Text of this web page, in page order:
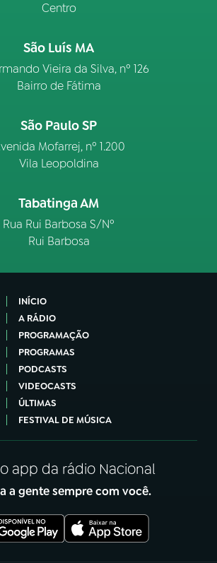
Centro
São Luís MA
Vieira da Silva, nº 126
Bairro de Fátima
São Paulo SP
Mofarrej, nº 1.200
Vila Leopoldina
Tabatinga AM
Rua Rui Barbosa S/Nº
Rui Barbosa
INÍCIO
A RÁDIO
PROGRAMAÇÃO
PROGRAMAS
PODCASTS
VIDEOCASTS
ÚLTIMAS
FESTIVAL DE MÚSICA
app da rádio Nacional
a gente sempre com você.